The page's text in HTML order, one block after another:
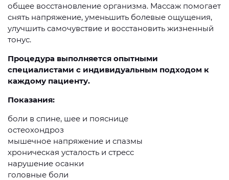
общее восстановление организма. Массаж помогает
снять напряжение, уменьшить болевые ощущения,
улучшить самочувствие и восстановить жизненный
тонус.
Процедура выполняется опытными
специалистами с индивидуальным подходом к
каждому пациенту.
Показания:
боли в спине, шее и пояснице
остеохондроз
мышечное напряжение и спазмы
хроническая усталость и стресс
нарушение осанки
головные боли